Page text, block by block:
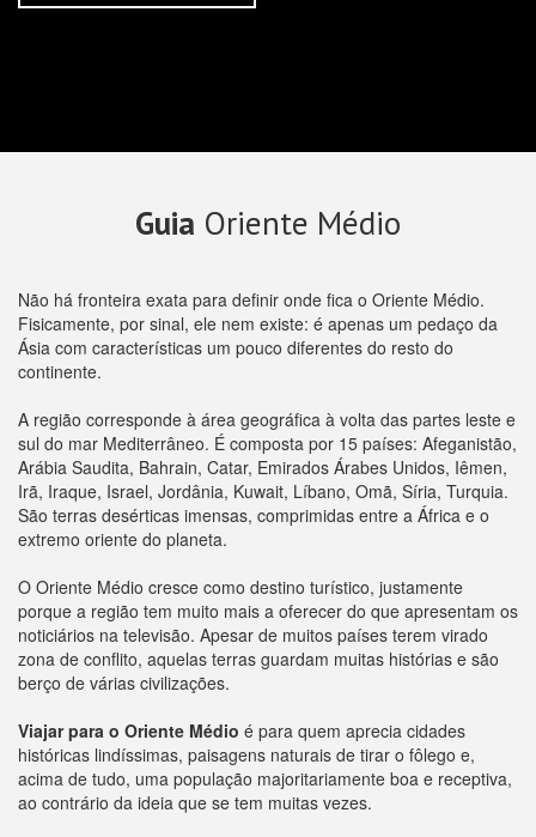
Guia Oriente Médio
Não há fronteira exata para definir onde fica o Oriente Médio.
Fisicamente, por sinal, ele nem existe: é apenas um pedaço da
Ásia com características um pouco diferentes do resto do
continente.
A região corresponde à área geográfica à volta das partes leste e
sul do mar Mediterrâneo. É composta por 15 países: Afeganistão,
Arábia Saudita, Bahrain, Catar, Emirados Árabes Unidos, Iêmen,
Irã, Iraque, Israel, Jordânia, Kuwait, Líbano, Omã, Síria, Turquia.
São terras desérticas imensas, comprimidas entre a África e o
extremo oriente do planeta.
O Oriente Médio cresce como destino turístico, justamente
porque a região tem muito mais a oferecer do que apresentam os
noticiários na televisão. Apesar de muitos países terem virado
zona de conflito, aquelas terras guardam muitas histórias e são
berço de várias civilizações.
Viajar para o Oriente Médio é para quem aprecia cidades
históricas lindíssimas, paisagens naturais de tirar o fôlego e,
acima de tudo, uma população majoritariamente boa e receptiva,
ao contrário da ideia que se tem muitas vezes.